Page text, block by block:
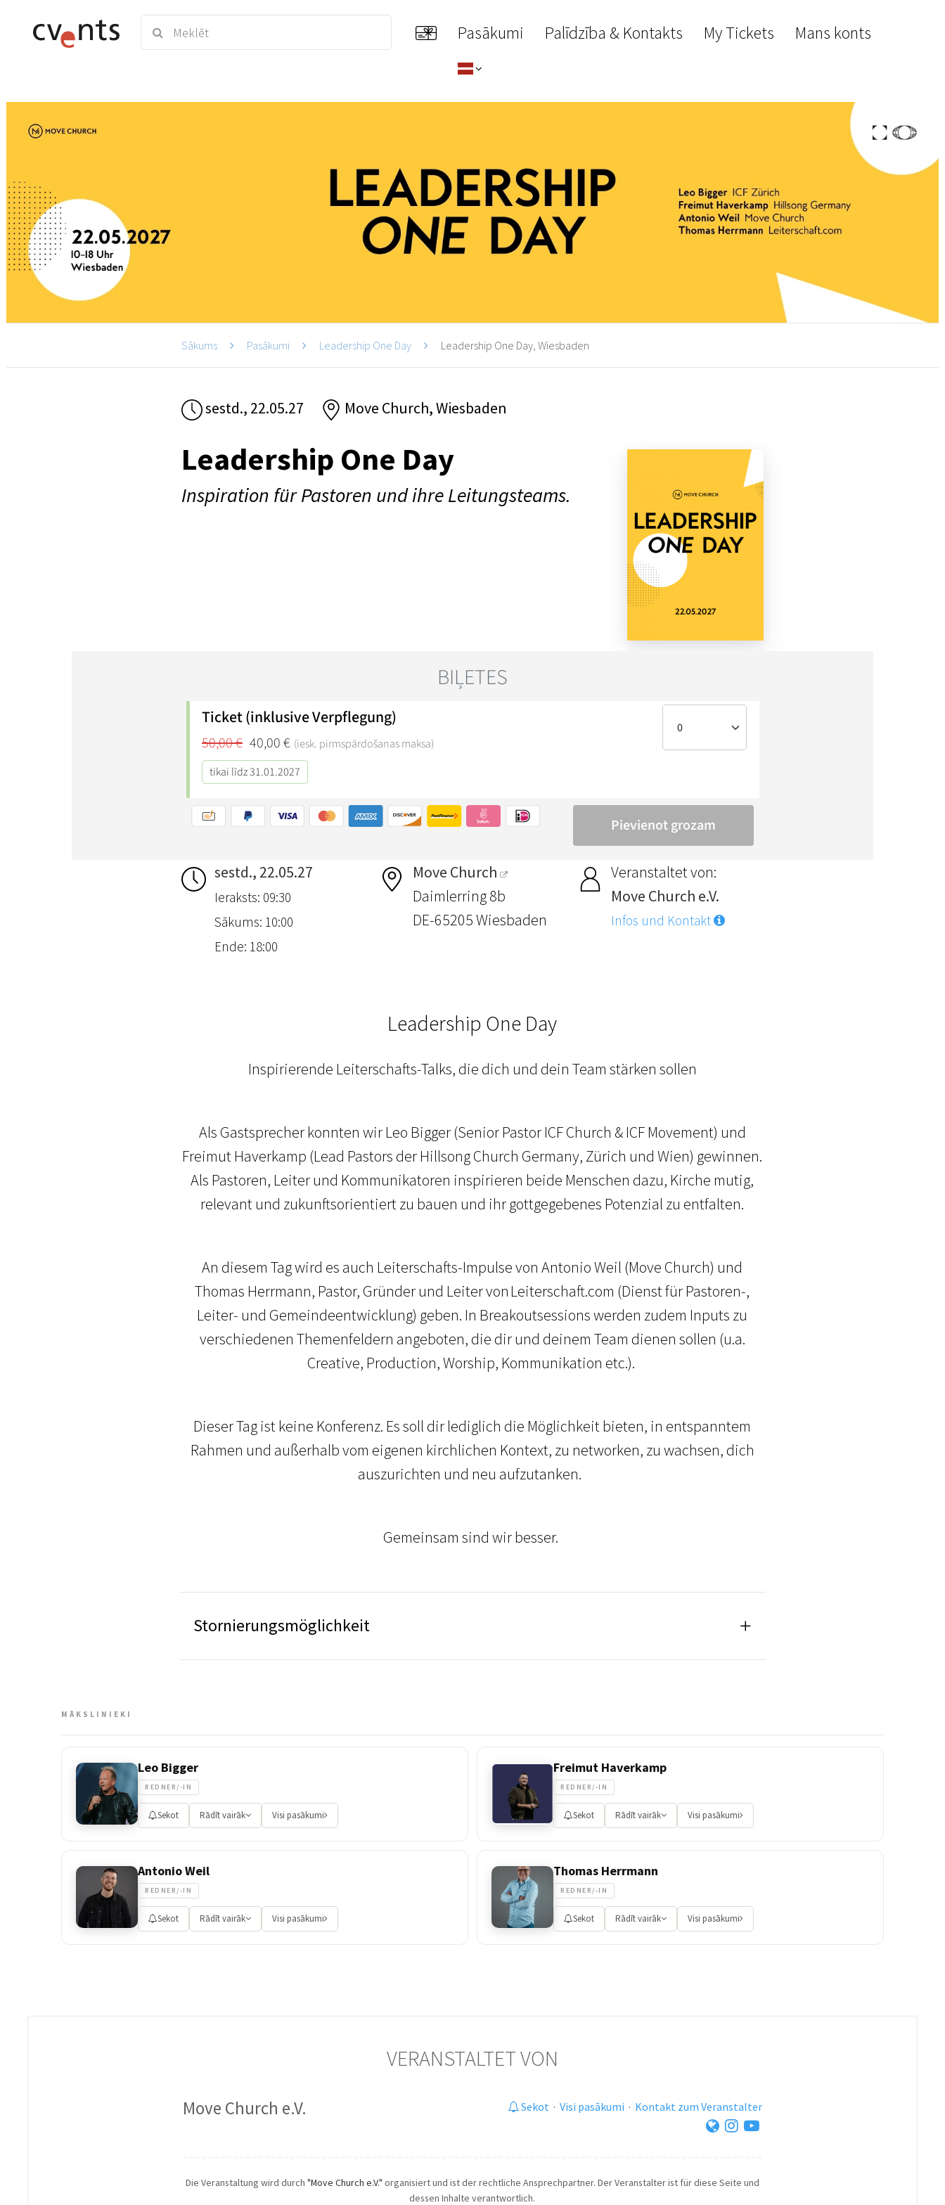
Pasākumi Palīdzība & Kontakts My Tickets Mans konts
Sākums Pasākumi Leadership One Day Leadership One Day, Wiesbaden
sestd., 22.05.27 Move Church, Wiesbaden
Leadership One Day
Inspiration für Pastoren und ihre Leitungsteams.
sestd., 22.05.27
Ieraksts: 09:30
Sākums: 10:00
Ende: 18:00
Move Church
Daimlerring 8b
DE-65205 Wiesbaden
Veranstaltet von:
Move Church e.V.
Infos und Kontakt
Leadership One Day
Inspirierende Leiterschafts-Talks, die dich und dein Team stärken sollen
Als Gastsprecher konnten wir Leo Bigger (Senior Pastor ICF Church & ICF Movement) und
Freimut Haverkamp (Lead Pastors der Hillsong Church Germany, Zürich und Wien) gewinnen.
Als Pastoren, Leiter und Kommunikatoren inspirieren beide Menschen dazu, Kirche mutig,
relevant und zukunftsorientiert zu bauen und ihr gottgegebenes Potenzial zu entfalten.
An diesem Tag wird es auch Leiterschafts-Impulse von Antonio Weil (Move Church) und
Thomas Herrmann, Pastor, Gründer und Leiter von Leiterschaft.com (Dienst für Pastoren-,
Leiter- und Gemeindeentwicklung) geben. In Breakoutsessions werden zudem Inputs zu
verschiedenen Themenfeldern angeboten, die dir und deinem Team dienen sollen (u.a.
Creative, Production, Worship, Kommunikation etc.).
Dieser Tag ist keine Konferenz. Es soll dir lediglich die Möglichkeit bieten, in entspanntem
Rahmen und außerhalb vom eigenen kirchlichen Kontext, zu networken, zu wachsen, dich
auszurichten und neu aufzutanken.
Gemeinsam sind wir besser.
Stornierungsmöglichkeit
MĀKSLINIEKI
Leo Bigger
REDNER/-IN
Sekot Rādīt vairāk Visi pasākumi
Freimut Haverkamp
REDNER/-IN
Sekot Rādīt vairāk Visi pasākumi
Antonio Weil
REDNER/-IN
Sekot Rādīt vairāk Visi pasākumi
Thomas Herrmann
REDNER/-IN
Sekot Rādīt vairāk Visi pasākumi
VERANSTALTET VON
Move Church e.V. Sekot · Visi pasākumi · Kontakt zum Veranstalter
Die Veranstaltung wird durch "Move Church e.V." organisiert und ist der rechtliche Ansprechpartner. Der Veranstalter ist für diese Seite und
dessen Inhalte verantwortlich.